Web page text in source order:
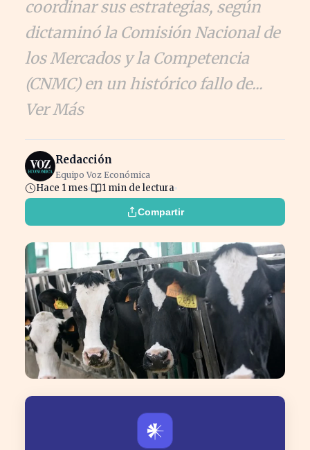
coordinar sus estrategias, según
dictaminó la Comisión Nacional de
los Mercados y la Competencia
(CNMC) en un histórico fallo de...
Ver Más
Redacción
Equipo Voz Económica
Hace 1 mes 1 min de lectura
Compartir
𒀭